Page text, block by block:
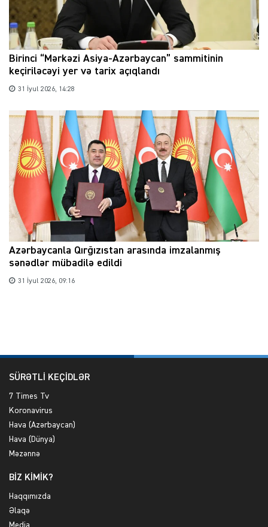
Birinci “Mərkəzi Asiya-Azərbaycan” sammitinin
keçiriləcəyi yer və tarix açıqlandı
31 İyul 2026, 14:28
Azərbaycanla Qırğızıstan arasında imzalanmış
sənədlər mübadilə edildi
31 İyul 2026, 09:16
SÜRƏTLİ KEÇİDLƏR
7 Times Tv
Koronavirus
Hava (Azərbaycan)
Hava (Dünya)
Məzənnə
BİZ KİMİK?
Haqqımızda
Əlaqə